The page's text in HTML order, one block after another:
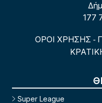
177
ΟΡΟΙ ΧΡΗΣΗΣ -
Super League